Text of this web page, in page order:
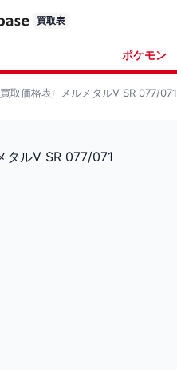
買取表
ポケモン
買取価格表 メルメタルV SR 077/071